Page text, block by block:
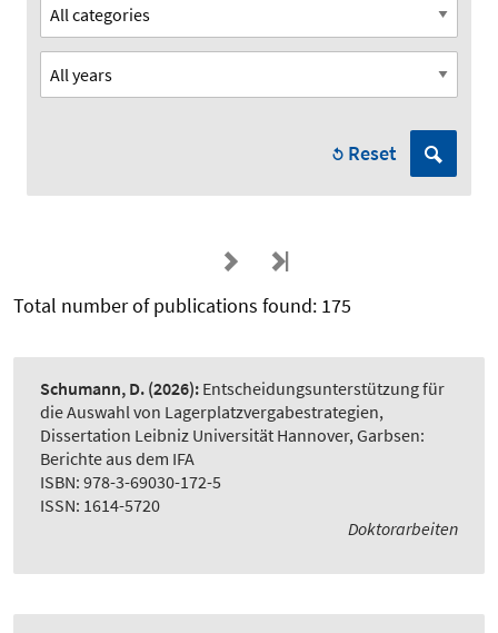
Reset
Total number of publications found: 175
Schumann, D. (2026): Entscheidungsunterstützung für
die Auswahl von Lagerplatzvergabestrategien,
Dissertation Leibniz Universität Hannover, Garbsen:
Berichte aus dem IFA
ISBN: 978-3-69030-172-5
ISSN: 1614-5720
Doktorarbeiten